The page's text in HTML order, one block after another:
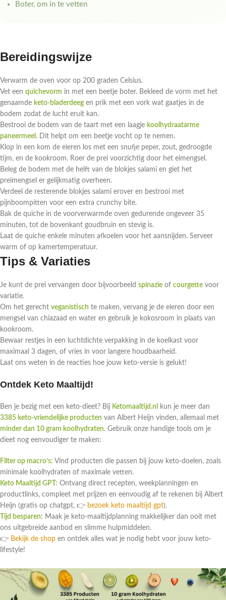
Boter, om in te vetten
Bereidingswijze
Verwarm de oven voor op 200 graden Celsius.
Vet een quichevorm in met een beetje boter. Bekleed de vorm met het
genaamde keto-bladerdeeg en prik met een vork wat gaatjes in de
bodem zodat de lucht eruit kan.
Bestrooi de bodem van de taart met een laagje koolhydraatarme
paneermeel . Dit helpt om een beetje vocht op te nemen.
Klop in een kom de eieren los met een snufje peper, zout, gedroogde
tijm, en de kookroom. Roer de prei voorzichtig door het eimengsel.
Beleg de bodem met de helft van de blokjes salami en giet het
preimengsel er gelijkmatig overheen.
Verdeel de resterende blokjes salami erover en bestrooi met
pijnboompitten voor een extra crunchy bite.
Bak de quiche in de voorverwarmde oven gedurende ongeveer 35
minuten, tot de bovenkant goudbruin en stevig is.
Laat de quiche enkele minuten afkoelen voor het aansnijden. Serveer
warm of op kamertemperatuur.
Tips & Variaties
Je kunt de prei vervangen door bijvoorbeeld spinazie of courgette voor
variatie.
Om het gerecht veganistisch te maken, vervang je de eieren door een
mengsel van chiazaad en water en gebruik je kokosroom in plaats van
kookroom.
Bewaar restjes in een luchtdichte verpakking in de koelkast voor
maximaal 3 dagen, of vries in voor langere houdbaarheid.
Laat ons weten in de reacties hoe jouw keto-versie is gelukt!
Ontdek Keto Maaltijd!
Ben je bezig met een keto-dieet? Bij Ketomaaltijd.nl
kun je meer dan
3385 keto-vriendelijke producten van Albert Heijn vinden, allemaal met
minder dan 10 gram koolhydraten. Gebruik onze handige tools om je
dieet nog eenvoudiger te maken:
Filter op macro’s: Vind producten die passen bij jouw keto-doelen, zoals
minimale koolhydraten of maximale vetten.
Keto Maaltijd GPT: Ontvang direct recepten, weekplanningen en
productlinks, compleet met prijzen en eenvoudig af te rekenen bij Albert
Heijn (gratis op chatgpt, 👉 bezoek keto maaltijd gpt).
Tijd besparen: Maak je keto-maaltijdplanning makkelijker dan ooit met
ons uitgebreide aanbod en slimme hulpmiddelen.
👉 Bekijk de shop en ontdek alles wat je nodig hebt voor jouw keto-
lifestyle!